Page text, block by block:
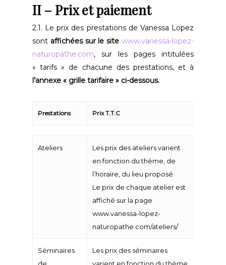
II – Prix et paiement
2.1. Le prix des prestations de Vanessa Lopez
sont affichées sur le site www.vanessa-lopez-
naturopathe.com, sur les pages intitulées
« tarifs » de chacune des prestations, et à
l’annexe « grille tarifaire » ci-dessous.
Prestations Prix T.T.C
Ateliers
Les prix des ateliers varient
en fonction du thème, de
l’horaire, du lieu proposé.
Le prix de chaque atelier est
affiché sur la page
www.vanessa-lopez-
naturopathe.com/ateliers/
Séminaires
Les prix des séminaires